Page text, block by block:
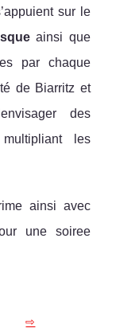
sur le
ainsi que
par chaque
de Biarritz et
des
les
ainsi avec
une soiree